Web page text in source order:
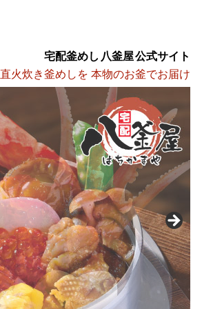
宅配釜めし 八釜屋 公式サイト
火炊き釜めしを 本物のお釜でお届け